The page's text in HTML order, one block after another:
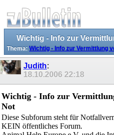
Thema: Wichtig - Info zur Vermittlung
Judith:
18.10.2006 22:18
Wichtig - Info zur
Not
Diese Subforum steht für
KEIN öffentliches Forum.